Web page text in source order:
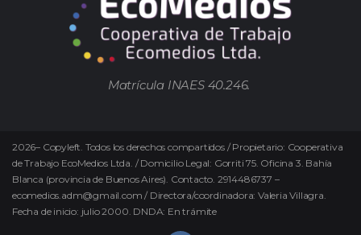
Matrícula INAES 40.246.
2026– Copyleft. Todos los derechos compartidos / Propietario: Cooperativa
de Trabajo EcoMedios Ltda. / Domicilio Legal: Gorriti 75. Oficina 3. Bahía
Blanca (provincia de Buenos Aires). Contacto. 2914486737 –
ecomedios.adm@gmail.com / Directora/coordinadora: Valeria Villagra.
Fecha de inicio: julio 2000. DNDA: En trámite